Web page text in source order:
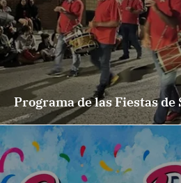
Programa de las Fiestas